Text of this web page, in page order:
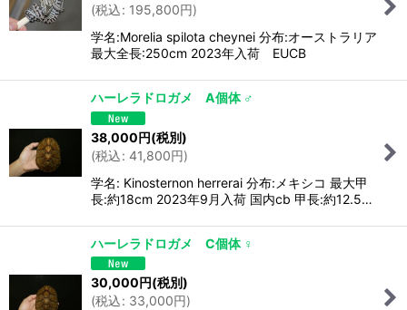
(税込: 195,800円)
学名:Morelia spilota cheynei 分布:オーストラリア
最大全長:250cm 2023年入荷 EUCB
ハーレラドロガメ A個体 ♂
38,000円(税別)
(税込: 41,800円)
学名: Kinosternon herrerai 分布:メキシコ 最大甲
長:約18cm 2023年9月入荷 国内cb 甲長:約12.5…
ハーレラドロガメ C個体 ♀
30,000円(税別)
(税込: 33,000円)